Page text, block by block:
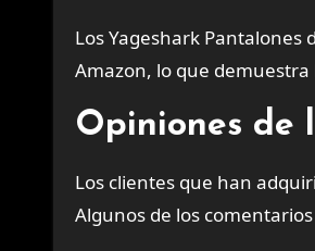
Los Yageshark
Amazon, lo que
Opiniones de
Los clientes que han
Algunos de los